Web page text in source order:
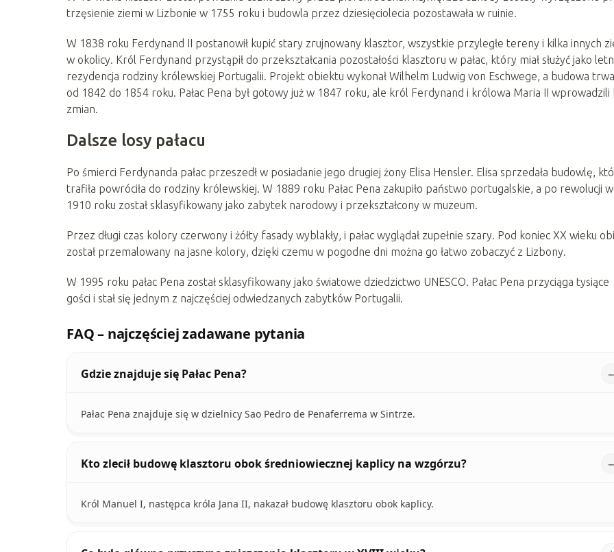
trzęsienie ziemi w Lizbonie w 1755 roku i budowla przez dziesięciolecia pozostawała w ruinie.
W 1838 roku Ferdynand II postanowił kupić stary zrujnowany klasztor, wszystkie przyległe tereny i kilka innych
w okolicy. Król Ferdynand przystąpił do przekształcania pozostałości klasztoru w pałac, który miał służyć jako
rezydencja rodziny królewskiej Portugalii. Projekt obiektu wykonał Wilhelm Ludwig von Eschwege, a budowa
od 1842 do 1854 roku. Pałac Pena był gotowy już w 1847 roku, ale król Ferdynand i królowa Maria II wprowadzili
zmian.
Dalsze losy pałacu
Po śmierci Ferdynanda pałac przeszedł w posiadanie jego drugiej żony Elisa Hensler. Elisa sprzedała budowlę,
trafiła powróciła do rodziny królewskiej. W 1889 roku Pałac Pena zakupiło państwo portugalskie, a po rewolucji w
1910 roku został sklasyfikowany jako zabytek narodowy i przekształcony w muzeum.
Przez długi czas kolory czerwony i żółty fasady wyblakły, i pałac wyglądał zupełnie szary. Pod koniec XX wieku
został przemalowany na jasne kolory, dzięki czemu w pogodne dni można go łatwo zobaczyć z Lizbony.
W 1995 roku pałac Pena został sklasyfikowany jako światowe dziedzictwo UNESCO. Pałac Pena przyciąga tysiące
gości i stał się jednym z najczęściej odwiedzanych zabytków Portugalii.
FAQ – najczęściej zadawane pytania
Gdzie znajduje się Pałac Pena?
Pałac Pena znajduje się w dzielnicy Sao Pedro de Penaferrema w Sintrze.
Kto zlecił budowę klasztoru obok średniowiecznej kaplicy na wzgórzu?
Król Manuel I, następca króla Jana II, nakazał budowę klasztoru obok kaplicy.